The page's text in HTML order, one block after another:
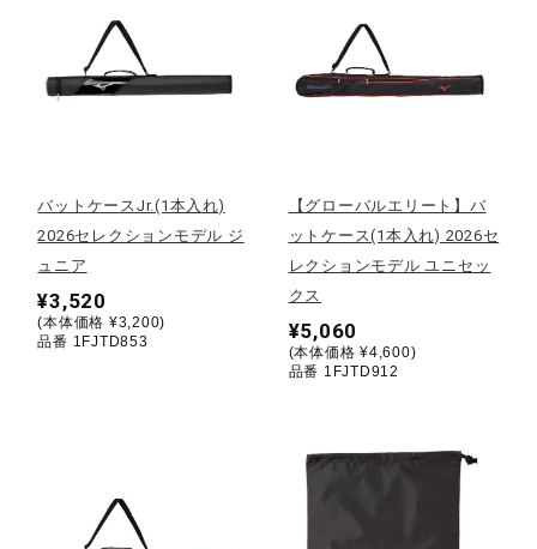
柔道
ウォーキングシューズ
インナー
バットケースJr.(1本入れ)
2026セレクションモデル ジ
ュニア
¥3,520
(本体価格 ¥3,200)
品番 1FJTD853
【グローバルエリート】バ
ットケース(1本入れ) 2026セ
レクションモデル ユニセッ
クス
¥5,060
(本体価格 ¥4,600)
品番 1FJTD912